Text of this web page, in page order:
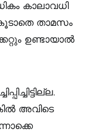
കാലാവധി
താമസം
ഉണ്ടായാല്‍
അവിടെ